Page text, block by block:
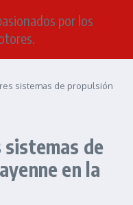
por los
sistemas de propulsión
sistemas de
en la